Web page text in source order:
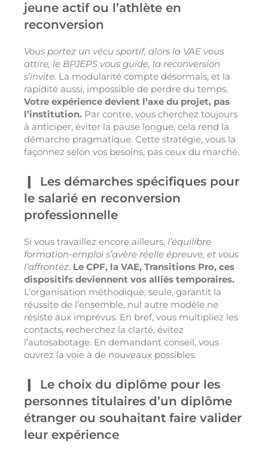
jeune actif ou l’athlète en
reconversion
Vous portez un vécu sportif, alors la VAE vous
attire, le BPJEPS vous guide, la reconversion
s’invite. La modularité compte désormais, et la
rapidité aussi, impossible de perdre du temps.
Votre expérience devient l’axe du projet, pas
l’institution. Par contre, vous cherchez toujours
à anticiper, éviter la pause longue, cela rend la
démarche pragmatique. Cette stratégie, vous la
façonnez selon vos besoins, pas ceux du marché.
Les démarches spécifiques pour
le salarié en reconversion
professionnelle
Si vous travaillez encore ailleurs, l’équilibre
formation-emploi s’avère réelle épreuve, et vous
l’affrontez. Le CPF, la VAE, Transitions Pro, ces
dispositifs deviennent vos alliés temporaires.
L’organisation méthodique, seule, garantit la
réussite de l’ensemble, nul autre modèle ne
résiste aux imprévus. En bref, vous multipliez les
contacts, recherchez la clarté, évitez
l’autosabotage. En demandant conseil, vous
ouvrez la voie à de nouveaux possibles.
Le choix du diplôme pour les
personnes titulaires d’un diplôme
étranger ou souhaitant faire valider
leur expérience